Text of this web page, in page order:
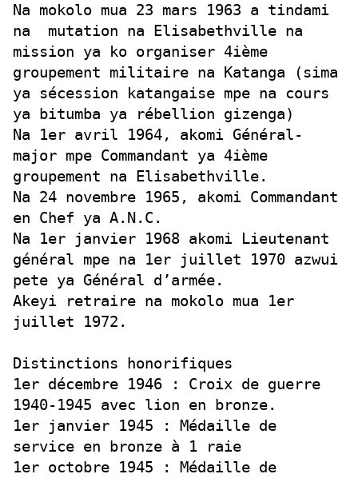
Na mokolo mua 23 mars 1963 a tindami
na
mutation na Elisabethville na
mission ya ko organiser 4ième
groupement militaire na Katanga (sima
ya sécession katangaise mpe na cours
ya bitumba ya rébellion gizenga)
Na 1er avril 1964, akomi Général-
major mpe Commandant ya 4ième
groupement na Elisabethville.
Na 24 novembre 1965, akomi Commandant
en Chef ya A.N.C.
Na 1er janvier 1968 akomi Lieutenant
général mpe na 1er juillet 1970 azwui
pete ya Général d’armée.
Akeyi retraire na mokolo mua 1er
juillet 1972.
Distinctions honorifiques
1er décembre 1946 : Croix de guerre
1940-1945 avec lion en bronze.
1er janvier 1945 : Médaille de
service en bronze à 1 raie
1er octobre 1945 : Médaille de